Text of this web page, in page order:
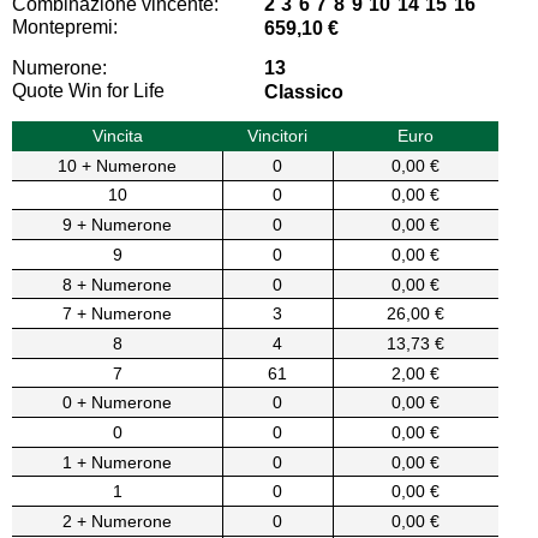
Montepremi:
659,10 €
Numerone:
13
Quote Win for Life
Classico
Vincita Vincitori
Euro
10 + Numerone
0
0,00 €
10
0
0,00 €
9 + Numerone
0
0,00 €
9
0
0,00 €
8 + Numerone
0
0,00 €
7 + Numerone
3
26,00 €
8
4
13,73 €
7
61
2,00 €
0 + Numerone
0
0,00 €
0
0
0,00 €
1 + Numerone
0
0,00 €
1
0
0,00 €
2 + Numerone
0 0,00 €